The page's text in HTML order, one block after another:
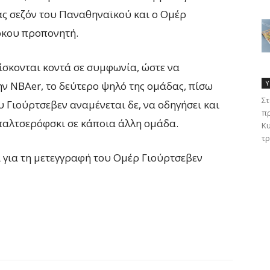
σεζόν του Παναθηναϊκού και ο Ομέρ
προπονητή.
κοντά σε συμφωνία, ώστε να
NBAer, το δεύτερο ψηλό της ομάδας, πίσω
αναμένεται δε, να οδηγήσει και
σε κάποια άλλη ομάδα.
τη μετεγγραφή του Ομέρ Γιούρτσεβεν